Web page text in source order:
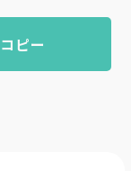
ピー